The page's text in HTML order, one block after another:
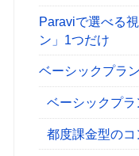
Paraviで選べる
ン」1つだけ
ベーシックプラ
ベーシックプラ
都度課金型の